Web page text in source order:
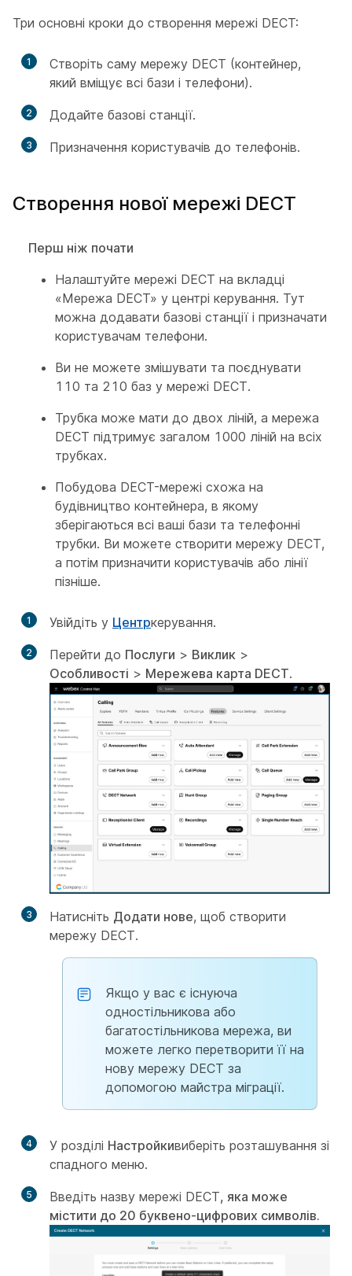
Три основні кроки до створення мережі DECT:
1
Створіть саму мережу DECT (контейнер,
який вміщує всі бази і телефони).
2 Додайте базові станції.
3 Призначення користувачів до телефонів.
Створення нової мережі DECT
Перш ніж почати
Налаштуйте мережі DECT на вкладці
«Мережа DECT» у центрі керування. Тут
можна додавати базові станції і призначати
користувачам телефони.
Ви не можете змішувати та поєднувати
110 та 210 баз у мережі DECT.
Трубка може мати до двох ліній, а мережа
DECT підтримує загалом 1000 ліній на всіх
трубках.
Побудова DECT-мережі схожа на
будівництво контейнера, в якому
зберігаються всі ваші бази та телефонні
трубки. Ви можете створити мережу DECT,
а потім призначити користувачів або лінії
пізніше.
1 Увійдіть у Центркерування.
2 Перейти до Послуги > Виклик >
Особливості > Мережева карта DECT.
3 Натисніть Додати нове, щоб створити
мережу DECT.
Якщо у вас є існуюча
одностільникова або
багатостільникова мережа, ви
можете легко перетворити її на
нову мережу DECT за
допомогою майстра міграції.
4 У розділі Настройкивиберіть розташування зі
спадного меню.
5 Введіть назву мережі DECT, яка може
містити до 20 буквено-цифрових символів.